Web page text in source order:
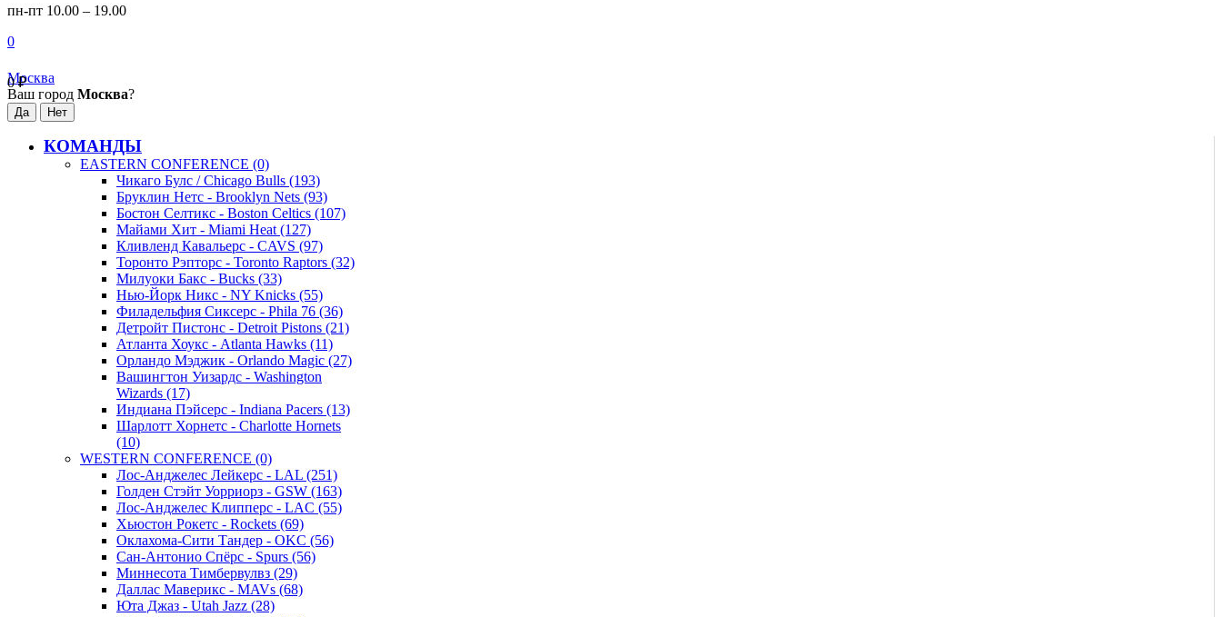
пн-пт 10.00 – 19.00
0
0₽
Москва
Ваш город Москва?
КОМАНДЫ
EASTERN CONFERENCE (0)
Чикаго Булс / Chicago Bulls (193)
Бруклин Нетс - Brooklyn Nets (93)
Бостон Селтикс - Boston Celtics (107)
Майами Хит - Miami Heat (127)
Кливленд Кавальерс - CAVS (97)
Торонто Рэпторс - Toronto Raptors (32)
Милуоки Бакс - Bucks (33)
Нью-Йорк Никс - NY Knicks (55)
Филадельфия Сиксерс - Phila 76 (36)
Детройт Пистонс - Detroit Pistons (21)
Атланта Хоукс - Atlanta Hawks (11)
Орландо Мэджик - Orlando Magic (27)
Вашингтон Уизардс - Washington
Wizards (17)
Индиана Пэйсерс - Indiana Pacers (13)
Шарлотт Хорнетс - Charlotte Hornets
(10)
WESTERN CONFERENCE (0)
Лос-Анджелес Лейкерс - LAL (251)
Голден Стэйт Уорриорз - GSW (163)
Лос-Анджелес Клипперс - LAC (55)
Хьюстон Рокетс - Rockets (69)
Оклахома-Сити Тандер - OKC (56)
Сан-Антонио Спёрс - Spurs (56)
Миннесота Тимбервулвз (29)
Даллас Маверикс - MAVs (68)
Юта Джаз - Utah Jazz (28)